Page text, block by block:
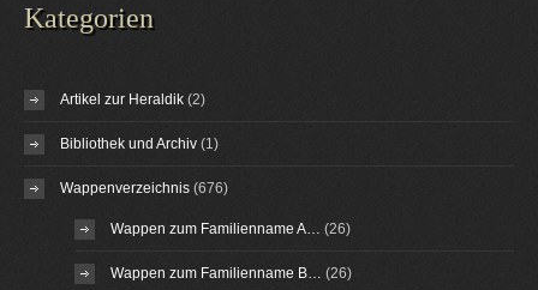
Kategorien
Artikel zur Heraldik (2)
Bibliothek und Archiv (1)
Wappenverzeichnis (676)
Wappen zum Familienname A… (26)
Wappen zum Familienname B… (26)